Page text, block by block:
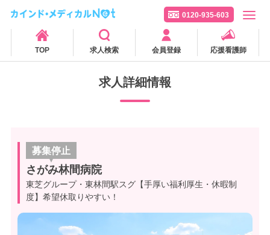
0120-935-603
TOP 求人検索 会員登録 応援看護師
求人詳細情報
募集停止
さがみ林間病院
東芝グループ・東林間駅スグ【手厚い福利厚生・休暇制
度】希望休取りやすい！